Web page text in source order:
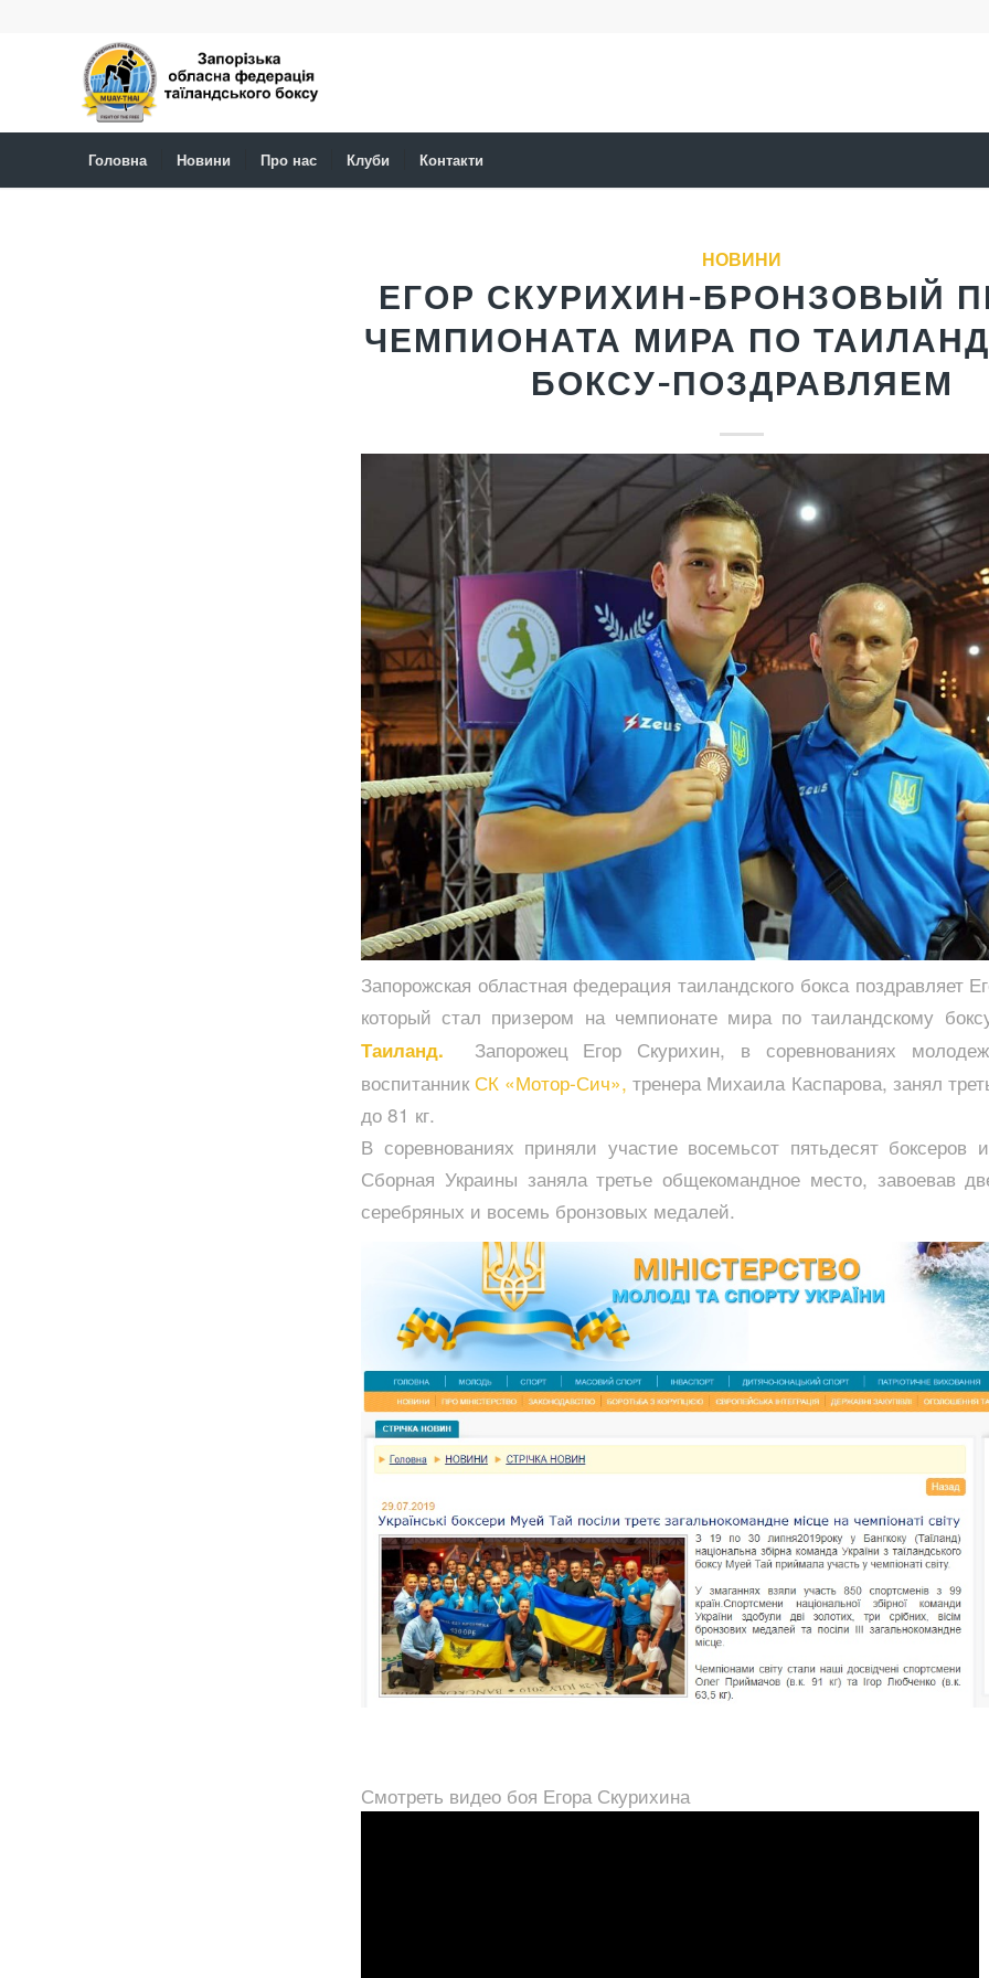
Головна Новини Про нас Клуби Контакти
НОВИНИ
ЕГОР СКУРИХИН-БРОНЗОВЫЙ
ЧЕМПИОНАТА МИРА ПО
БОКСУ-ПОЗДРАВЛЯЕМ
Запорожская областная федерация таиландского бокса поздравляет
который стал призером на чемпионате мира по таиландскому
Таиланд. Запорожец Егор Скурихин, в соревнованиях
воспитанникСК «Мотор-Сич», тренера Михаила Каспарова, занял
до 81 кг.
В соревнованиях приняли участие восемьсот пятьдесят боксеров
Сборная Украины заняла третье общекомандное место, завоевав
серебряных и восемь бронзовых медалей.
Смотреть видео боя Егора Скурихина